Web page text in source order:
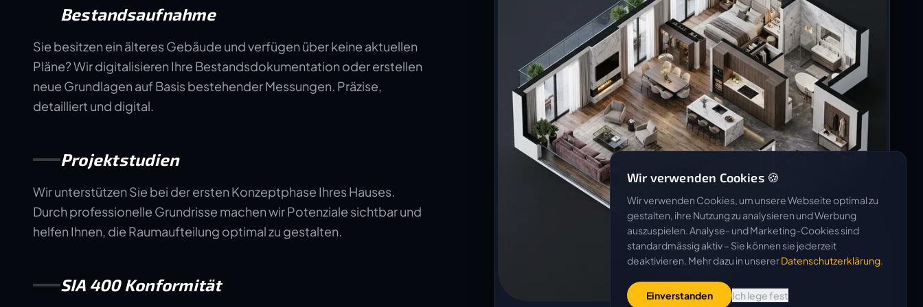
Bestandsaufnahme
Sie besitzen ein älteres Gebäude und verfügen über keine aktuellen
Pläne? Wir digitalisieren Ihre Bestandsdokumentation oder erstellen
neue Grundlagen auf Basis bestehender Messungen. Präzise,
detailliert und digital.
Projektstudien
Wir unterstützen Sie bei der ersten Konzeptphase Ihres Hauses.
Durch professionelle Grundrisse machen wir Potenziale sichtbar und
helfen Ihnen, die Raumaufteilung optimal zu gestalten.
SIA 400 Konformität
Wir verwenden Cookies 🍪
Wir verwenden Cookies, um unsere Webseite optimal zu
gestalten, ihre Nutzung zu analysieren und Werbung
auszuspielen. Analyse- und Marketing-Cookies sind
standardmässig aktiv – Sie können sie jederzeit
deaktivieren. Mehr dazu in unsererDatenschutzerklärung.
Einverstanden Ich lege fest